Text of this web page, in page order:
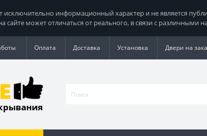
исключительно информационный характер и не является
сайте может отличаться от реального, в связи с различными
Оплата Доставка Установка Двери на